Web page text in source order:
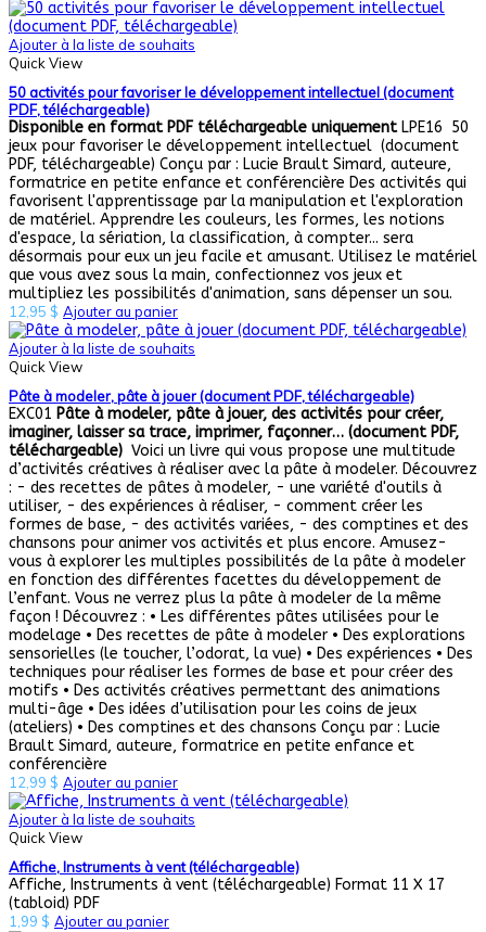
Ajouter à la liste de souhaits
Quick View
50 activités pour favoriser le développement intellectuel (document
PDF, téléchargeable)
Disponible en format PDF téléchargeable uniquementLPE16 50
jeux pour favoriser le développement intellectuel (document
PDF, téléchargeable) Conçu par : Lucie Brault Simard, auteure,
formatrice en petite enfance et conférencière Des activités qui
favorisent l'apprentissage par la manipulation et l'exploration
de matériel. Apprendre les couleurs, les formes, les notions
d'espace, la sériation, la classification, à compter... sera
désormais pour eux un jeu facile et amusant. Utilisez le matériel
que vous avez sous la main, confectionnez vos jeux et
multipliez les possibilités d'animation, sans dépenser un sou.
12,95 $ Ajouter au panier
Ajouter à la liste de souhaits
Quick View
Pâte à modeler, pâte à jouer (document PDF, téléchargeable)
EXC01 Pâte à modeler, pâte à jouer, des activités pour créer,
imaginer, laisser sa trace, imprimer, façonner… (document PDF,
téléchargeable) Voici un livre qui vous propose une multitude
d’activités créatives à réaliser avec la pâte à modeler. Découvrez
: - des recettes de pâtes à modeler, - une variété d'outils à
utiliser, - des expériences à réaliser, - comment créer les
formes de base, - des activités variées, - des comptines et des
chansons pour animer vos activités et plus encore. Amusez-
vous à explorer les multiples possibilités de la pâte à modeler
en fonction des différentes facettes du développement de
l’enfant. Vous ne verrez plus la pâte à modeler de la même
façon ! Découvrez : • Les différentes pâtes utilisées pour le
modelage • Des recettes de pâte à modeler • Des explorations
sensorielles (le toucher, l’odorat, la vue) • Des expériences • Des
techniques pour réaliser les formes de base et pour créer des
motifs • Des activités créatives permettant des animations
multi-âge • Des idées d’utilisation pour les coins de jeux
(ateliers) • Des comptines et des chansons Conçu par : Lucie
Brault Simard, auteure, formatrice en petite enfance et
conférencière
12,99 $ Ajouter au panier
Ajouter à la liste de souhaits
Quick View
Affiche, Instruments à vent (téléchargeable)
Affiche, Instruments à vent (téléchargeable) Format 11 X 17
(tabloid) PDF
1,99 $ Ajouter au panier